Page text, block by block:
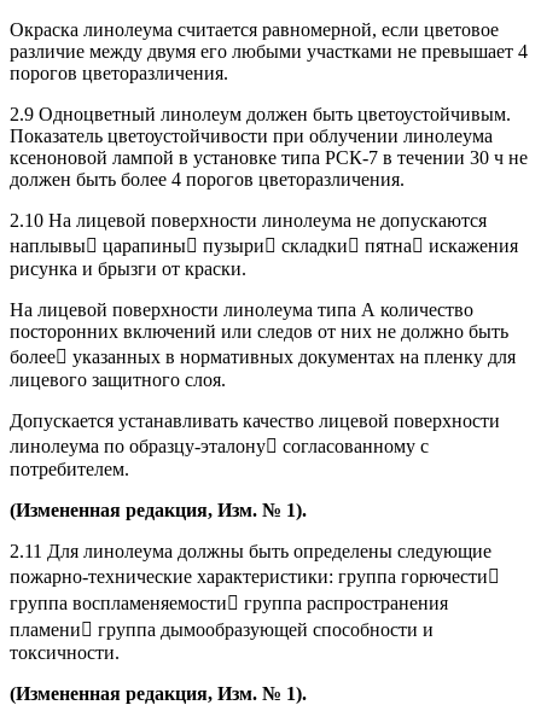
Окраска линолеума считается равномерной, если цветовое
различие между двумя его любыми участками не превышает 4
порогов цветоразличения.
2.9 Одноцветный линолеум должен быть цветоустойчивым.
Показатель цветоустойчивости при облучении линолеума
ксеноновой лампой в установке типа РСК-7 в течении 30 ч не
должен быть более 4 порогов цветоразличения.
2.10 На лицевой поверхности линолеума не допускаются
наплывы царапины пузыри складки пятна искажения
рисунка и брызги от краски.
На лицевой поверхности линолеума типа А количество
посторонних включений или следов от них не должно быть
более указанных в нормативных документах на пленку для
лицевого защитного слоя.
Допускается устанавливать качество лицевой поверхности
линолеума по образцу-эталону согласованному с
потребителем.
(Измененная редакция, Изм. № 1).
2.11 Для линолеума должны быть определены следующие
пожарно-технические характеристики: группа горючести
группа воспламеняемости группа распространения
пламени группа дымообразующей способности и
токсичности.
(Измененная редакция, Изм. № 1).